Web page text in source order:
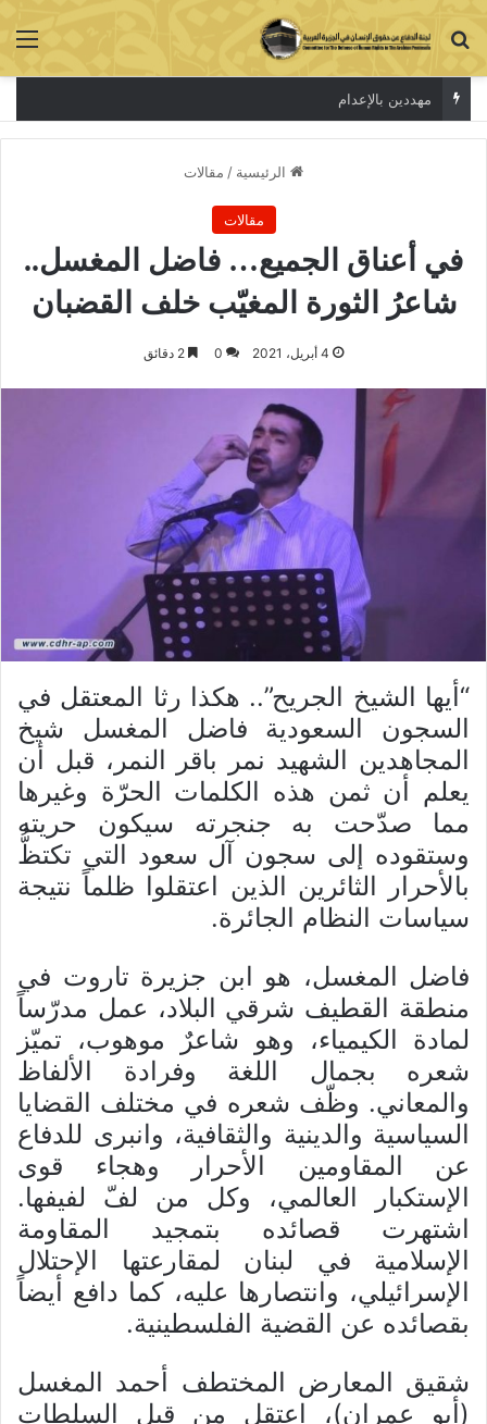
بحث عن
الاعتقال جريمة لا تخفي الحقيقة
الرئيسية / مقالات
مقالات
في أعناق الجميع… فاضل المغسل..
شاعرُ الثورة المغيّب خلف القضبان
4 أبريل، 2021 0
“أيها الشيخ الجريح”.. هكذا رثا المعتقل في
السجون السعودية فاضل المغسل شيخ
المجاهدين الشهيد نمر باقر النمر، قبل أن
يعلم أن ثمن هذه الكلمات الحرّة وغيرها
مما صدّحت به جنجرته سيكون حريته
وستقوده إلى سجون آل سعود التي تكتظُّ
بالأحرار الثائرين الذين اعتقلوا ظلماً نتيجة
سياسات النظام الجائرة.
فاضل المغسل، هو ابن جزيرة تاروت في
منطقة القطيف شرقي البلاد، عمل مدرّساً
لمادة الكيمياء، وهو شاعرٌ موهوب، تميّز
شعره بجمال اللغة وفرادة الألفاظ
والمعاني. وظّف شعره في مختلف القضايا
السياسية والدينية والثقافية، وانبرى للدفاع
عن المقاومين الأحرار وهجاء قوى
الإستكبار العالمي، وكل من لفّ لفيفها.
اشتهرت قصائده بتمجيد المقاومة
الإسلامية في لبنان لمقارعتها الإحتلال
الإسرائيلي، وانتصارها عليه، كما دافع أيضاً
بقصائده عن القضية الفلسطينية.
شقيق المعارض المختطف أحمد المغسل
(أبو عمران)، اعتقل من قبل السلطات